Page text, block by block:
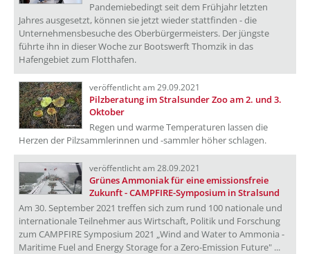
Pandemiebedingt seit dem Frühjahr letzten
Jahres ausgesetzt, können sie jetzt wieder stattfinden - die
Unternehmensbesuche des Oberbürgermeisters. Der jüngste
führte ihn in dieser Woche zur Bootswerft Thomzik in das
Hafengebiet zum Flotthafen.
veröffentlicht am 29.09.2021
Pilzberatung im Stralsunder Zoo am 2. und 3.
Oktober
Regen und warme Temperaturen lassen die
Herzen der Pilzsammlerinnen und -sammler höher schlagen.
veröffentlicht am 28.09.2021
Grünes Ammoniak für eine emissionsfreie
Zukunft - CAMPFIRE-Symposium in Stralsund
Am 30. September 2021 treffen sich zum rund 100 nationale und
internationale Teilnehmer aus Wirtschaft, Politik und Forschung
zum CAMPFIRE Symposium 2021 „Wind and Water to Ammonia -
Maritime Fuel and Energy Storage for a Zero-Emission Future" ...